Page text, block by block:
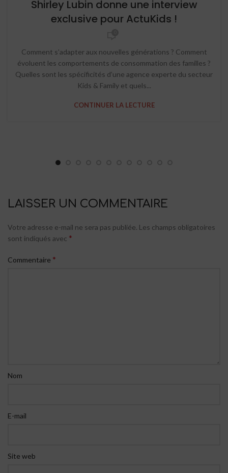
Shirley Lubin donne une interview
exclusive pour ActuKids !
Comment s’adapter aux nouvelles générations ? Comment
évoluent les comportements de consommation des familles ?
Quelles sont les spécificités d’une agence experte du secteur
Kids & Family et quels...
CONTINUER LA LECTURE
LAISSER UN COMMENTAIRE
Votre adresse e-mail ne sera pas publiée. Les champs obligatoires
sont indiqués avec *
Commentaire *
Nom
E-mail
Site web